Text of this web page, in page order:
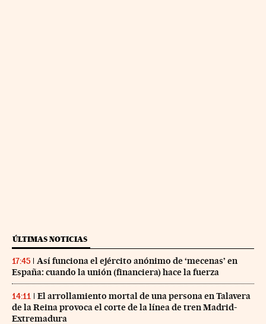
ÚLTIMAS NOTICIAS
17:45
Así funciona el ejército anónimo de ‘mecenas’ en
España: cuando la unión (financiera) hace la fuerza
14:11
El arrollamiento mortal de una persona en Talavera
de la Reina provoca el corte de la línea de tren Madrid-
Extremadura